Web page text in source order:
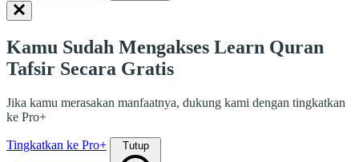
Kamu Sudah Mengakses Learn Quran
Tafsir Secara Gratis
Jika kamu merasakan manfaatnya, dukung kami dengan tingkatkan
ke Pro+
Tingkatkan ke Pro+ Tutup